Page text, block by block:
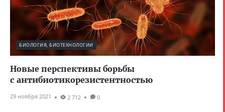
БИОЛОГИЯ, БИОТЕХНОЛОГИИ
Новые перспективы борьбы
с антибиотикорезистентностью
29 ноября 2021 2 712 0